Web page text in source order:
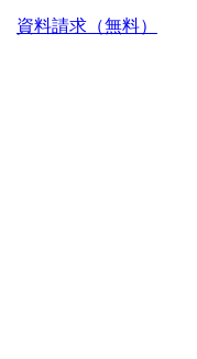
資料請求（無料）